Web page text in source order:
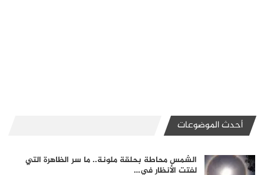
أحدث الموضوعات
الشمس محاطة بحلقة ملونة.. ما سر الظاهرة التي
لفتت الأنظار في…